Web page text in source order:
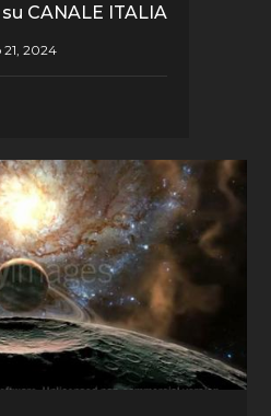
CANALE ITALIA